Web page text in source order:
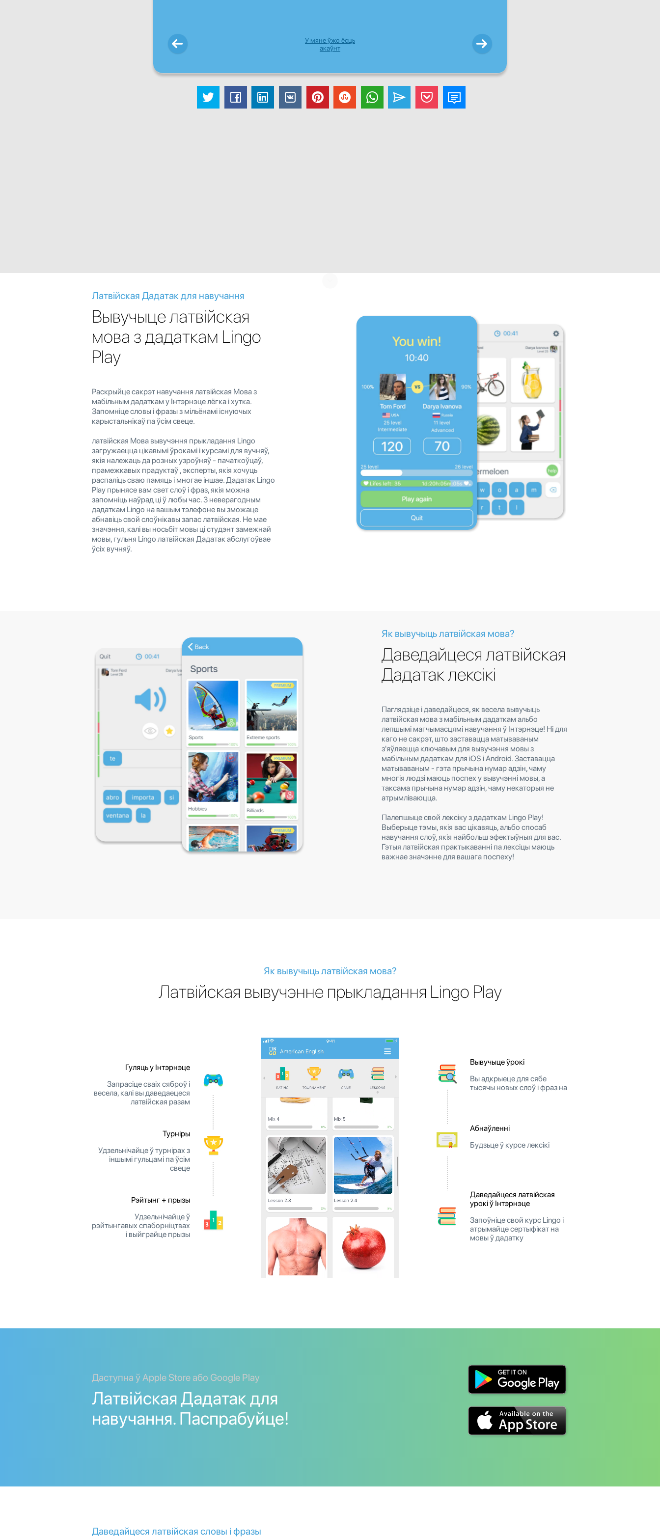
У мяне ўжо ёсць
акаўнт
Латвійская Дадатак для навучання
Вывучыце латвійская
мова з дадаткам Lingo
Play
Раскрыйце сакрэт навучання латвійская Мова з
мабільным дадаткам у Інтэрнэце лёгка і хутка.
Запомніце словы і фразы з мільёнамі існуючых
карыстальнікаў па ўсім свеце.
латвійская Мова вывучэння прыкладання Lingo
загружаецца цікавымі ўрокамі і курсамі для вучняў,
якія належаць да розных узроўняў - пачаткоўцаў,
прамежкавых прадуктаў , эксперты, якія хочуць
распаліць сваю памяць і многае іншае. Дадатак Lingo
Play прынясе вам свет слоў і фраз, якія можна
запомніць наўрад ці ў любы час. З неверагодным
дадаткам Lingo на вашым тэлефоне вы зможаце
абнавіць свой слоўнікавы запас латвійская. Не мае
значэння, калі вы носьбіт мовы ці студэнт замежнай
мовы, гульня Lingo латвійская Дадатак абслугоўвае
ўсіх вучняў.
Як вывучыць латвійская мова?
Даведайцеся латвійская
Дадатак лексікі
Паглядзіце і даведайцеся, як весела вывучыць
латвійская мова з мабільным дадаткам альбо
лепшымі магчымасцямі навучання ў Інтэрнэце! Ні для
каго не сакрэт, што заставацца матываваным
з'яўляецца ключавым для вывучэння мовы з
мабільным дадаткам для iOS і Android. Заставацца
матываваным - гэта прычына нумар адзін, чаму
многія людзі маюць поспех у вывучэнні мовы, а
таксама прычына нумар адзін, чаму некаторыя не
атрымліваюцца.
Палепшыце свой лексіку з дадаткам Lingo Play!
Выберыце тэмы, якія вас цікавяць, альбо спосаб
навучання слоў, якія найбольш эфектыўныя для вас.
Гэтыя латвійская практыкаванні па лексіцы маюць
важнае значэнне для вашага поспеху!
Як вывучыць латвійская мова?
Латвійская вывучэнне прыкладання Lingo Play
Гуляць у Інтэрнэце
Запрасіце сваіх сяброў і
весела, калі вы даведаецеся
латвійская разам
Турніры
Удзельнічайце ў турнірах з
іншымі гульцамі па ўсім
свеце
Рэйтынг + прызы
Удзельнічайце ў
рэйтынгавых спаборніцтвах
і выйграйце прызы
Вывучыце ўрокі
Вы адкрыеце для сябе
тысячы новых слоў і фраз на
Абнаўленні
Будзьце ў курсе лексікі
Даведайцеся латвійская
урокі ў Інтэрнэце
Запоўніце свой курс Lingo і
атрымайце сертыфікат на
мовы ў дадатку
Даступна ў Apple Store або Google Play
Латвійская Дадатак для
навучання. Паспрабуйце!
Даведайцеся латвійская словы і фразы